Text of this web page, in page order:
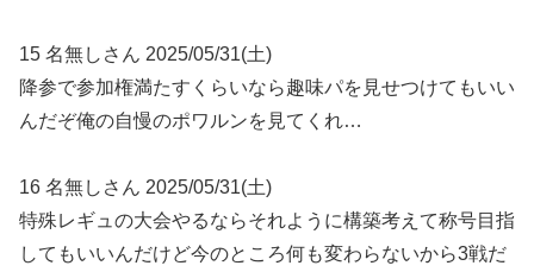
15 名無しさん 2025/05/31(土)
降参で参加権満たすくらいなら趣味パを見せつけてもいい
んだぞ俺の自慢のポワルンを見てくれ…
16 名無しさん 2025/05/31(土)
特殊レギュの大会やるならそれように構築考えて称号目指
してもいいんだけど今のところ何も変わらないから3戦だ